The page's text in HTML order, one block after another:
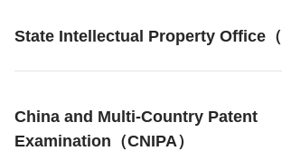
State Intellectual Property Office（
China and Multi-Country Patent
Examination（CNIPA）